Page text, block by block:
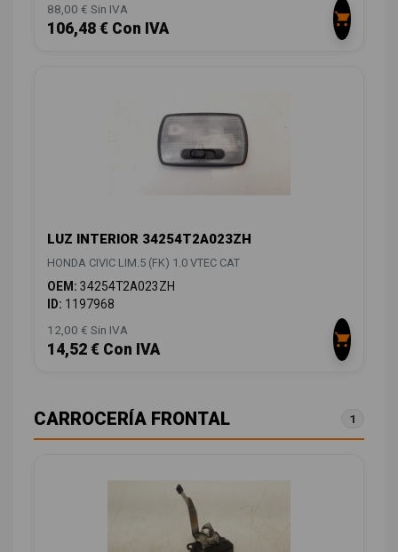
88,00 € Sin IVA
106,48 € Con IVA
LUZ INTERIOR 34254T2A023ZH
HONDA CIVIC LIM.5 (FK) 1.0 VTEC CAT
OEM: 34254T2A023ZH
ID: 1197968
12,00 € Sin IVA
14,52 € Con IVA
CARROCERÍA FRONTAL 1